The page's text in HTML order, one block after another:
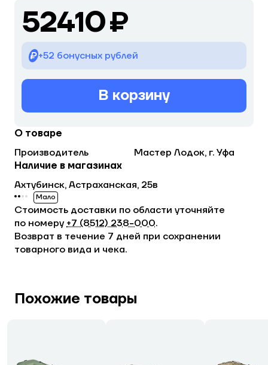
52410 ₽
+52 бонусных рублей
В корзину
О товаре
Производитель
Мастер Лодок, г. Уфа
Стоимость доставки по области уточняйте
по номеру +7 (8512) 238−000.
Возврат в течение 7 дней при сохранении
товарного вида и чека.
Наличие в магазинах
Ахтубинск, Астраханская, 25в
Мало
Похожие товары